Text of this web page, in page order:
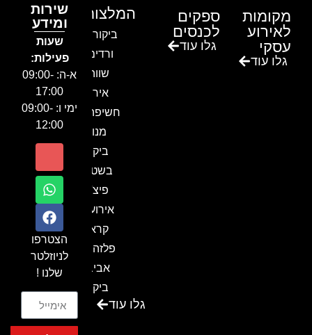
מקומות
לאירוע
עסקי
גלו עוד
ספקים
לכנסים
גלו עוד
המלצות
ביקור בגן
ורדים –
שווה!!
אירוע
חשיפה- זיו
מנור
ביקור
בשטח-
פיצ'ר
אירועים
קראון
פלזה תל
אביב-
ביקור
בכנסגלו עוד
שירות
ומידע
שעות
פעילות:
א-ה: 09:00-
17:00
ימי ו: 09:00-
12:00
הצטרפו
לניוזלטר
שלנו !